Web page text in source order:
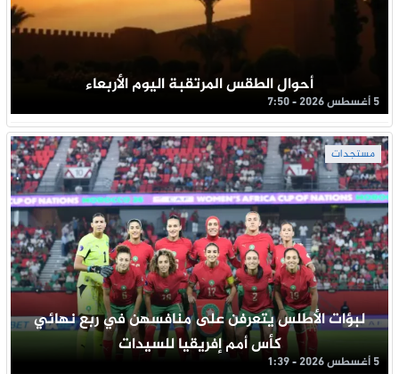
أحوال الطقس المرتقبة اليوم الأربعاء
5 أغسطس 2026 - 7:50
مستجدات
لبؤات الأطلس يتعرفن على منافسهن في ربع نهائي
كأس أمم إفريقيا للسيدات
5 أغسطس 2026 - 1:39